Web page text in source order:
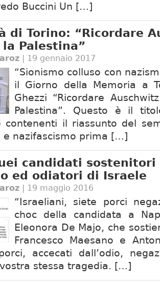
Buccini Un […]
di Torino: “Ricordare
Palestina”
| 19 gennaio 2017
“Sionismo colluso con
il Giorno della Memoria a
Ghezzi “Ricordare
Palestina”. Questo è il
contenenti il riassunto del
e nazifascismo prima […]
candidati sostenitori
ed odiatori di Israele
| 19 maggio 2016
“Israeliani, siete porci
choc della candidata a
Eleonora De Majo, che
Francesco Maesano e
accecati dall’odio,
stessa tragedia. […]